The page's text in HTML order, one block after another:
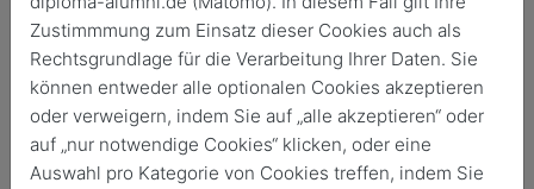
Zustimmmung zum Einsatz dieser Cookies auch als
Rechtsgrundlage für die Verarbeitung Ihrer Daten. Sie
können entweder alle optionalen Cookies akzeptieren
oder verweigern, indem Sie auf „alle akzeptieren“ oder
auf „nur notwendige Cookies“ klicken, oder eine
Auswahl pro Kategorie von Cookies treffen, indem Sie